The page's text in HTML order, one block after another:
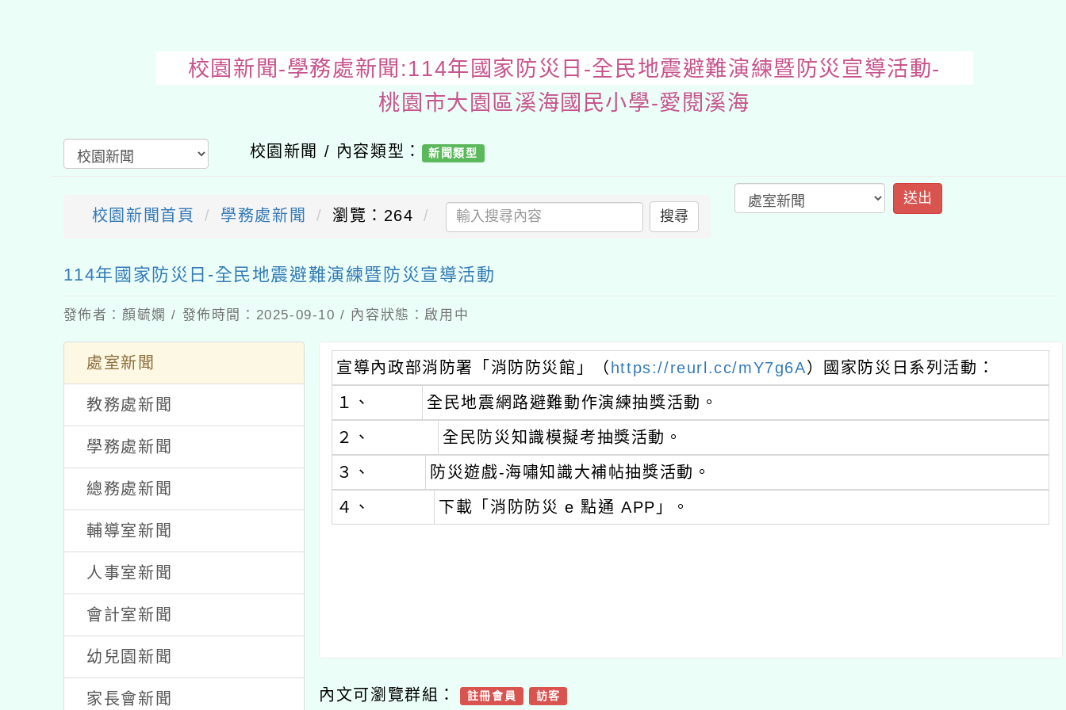
校園新聞-學務處新聞:114年國家防災日-全民地震避難演練暨防災
校園新聞 / 內容類型： 新聞類型
校園新聞首頁 學務處新聞 瀏覽：264 搜尋
送出
114年國家防災日-全民地震避難演練暨防災宣導活動
發佈者：顏毓嫻 / 發佈時間：2025-09-10 / 內容狀態：啟用中
處室新聞
教務處新聞
學務處新聞
總務處新聞
輔導室新聞
人事室新聞
會計室新聞
幼兒園新聞
宣導內政部消防署「消防防災館」（https://reurl.cc/mY7g6A
１、
全民地震網路避難動作演練抽獎活動。
２、
全民防災知識模擬考抽獎活動。
３、
防災遊戲-海嘯知識大補帖抽獎活動。